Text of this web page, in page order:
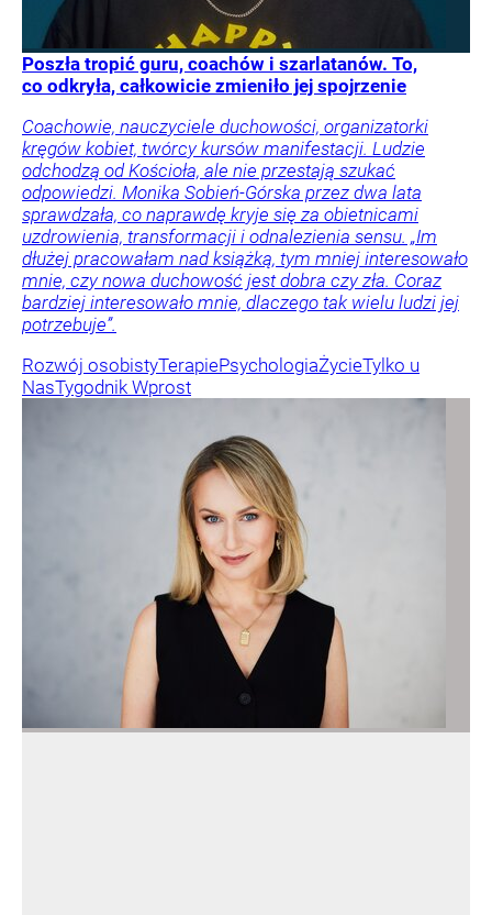
Poszła tropić guru, coachów i szarlatanów. To,
co odkryła, całkowicie zmieniło jej spojrzenie
Coachowie, nauczyciele duchowości, organizatorki
kręgów kobiet, twórcy kursów manifestacji. Ludzie
odchodzą od Kościoła, ale nie przestają szukać
odpowiedzi. Monika Sobień-Górska przez dwa lata
sprawdzała, co naprawdę kryje się za obietnicami
uzdrowienia, transformacji i odnalezienia sensu. „Im
dłużej pracowałam nad książką, tym mniej interesowało
mnie, czy nowa duchowość jest dobra czy zła. Coraz
bardziej interesowało mnie, dlaczego tak wielu ludzi jej
potrzebuje”.
Rozwój osobistyTerapiePsychologiaŻycieTylko u
NasTygodnik Wprost